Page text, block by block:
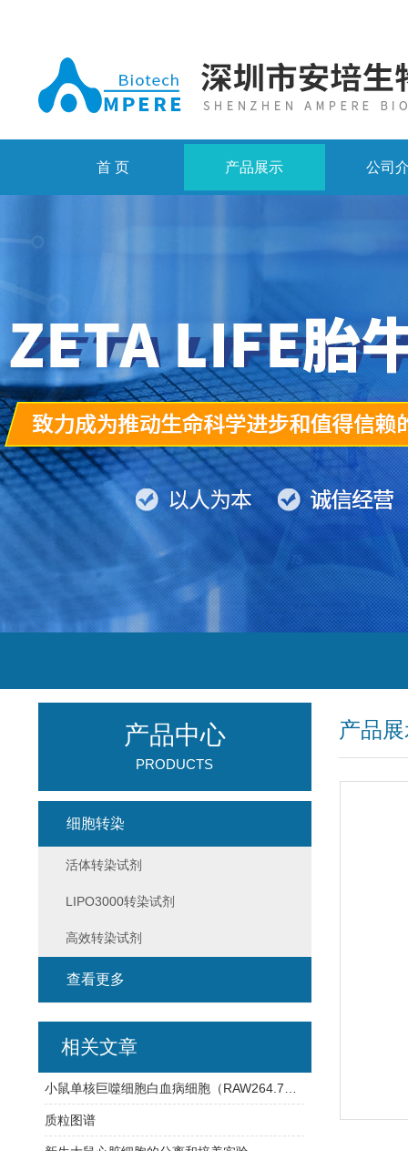
首 页 产品展示 公司
产品
产品中心
PRODUCTS
细胞转染
活体转染试剂
LIPO3000转染试剂
高效转染试剂
查看更多
相关文章
质粒图谱